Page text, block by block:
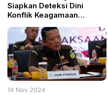
Siapkan Deteksi Dini
Konflik Keagamaan
14 Nov 2024